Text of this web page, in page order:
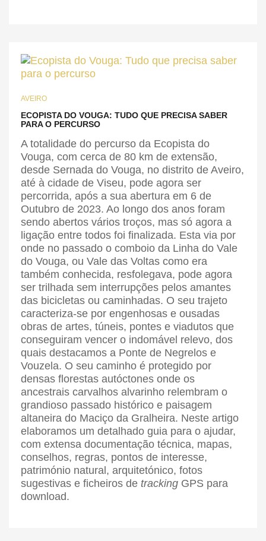
AVEIRO
ECOPISTA DO VOUGA: TUDO QUE PRECISA SABER
PARA O PERCURSO
A totalidade do percurso da Ecopista do
Vouga, com cerca de 80 km de extensão,
desde Sernada do Vouga, no distrito de Aveiro,
até à cidade de Viseu, pode agora ser
percorrida, após a sua abertura em 6 de
Outubro de 2023. Ao longo dos anos foram
sendo abertos vários troços, mas só agora a
ligação entre todos foi finalizada. Esta via por
onde no passado o comboio da Linha do Vale
do Vouga, ou Vale das Voltas como era
também conhecida, resfolegava, pode agora
ser trilhada sem interrupções pelos amantes
das bicicletas ou caminhadas. O seu trajeto
caracteriza-se por engenhosas e ousadas
obras de artes, túneis, pontes e viadutos que
conseguiram vencer o indomável relevo, dos
quais destacamos a Ponte de Negrelos e
Vouzela. O seu caminho é protegido por
densas florestas autóctones onde os
ancestrais carvalhos alvarinho relembram o
grandioso passado histórico e paisagem
altaneira do Maciço da Gralheira. Neste artigo
elaboramos um detalhado guia para o ajudar,
com extensa documentação técnica, mapas,
conselhos, regras, pontos de interesse,
património natural, arquitetónico, fotos
sugestivas e ficheiros de tracking GPS para
download.